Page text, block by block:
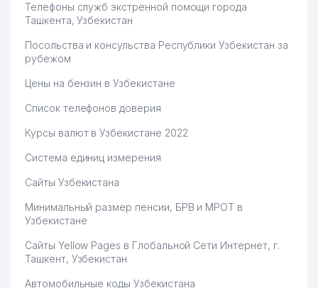
Телефоны служб экстренной помощи города
Ташкента, Узбекистан
Посольства и консульства Республики Узбекистан за
рубежом
Цены на бензин в Узбекистане
Список телефонов доверия
Курсы валют в Узбекистане 2022
Система единиц измерения
Сайты Узбекистана
Минимальный размер пенсии, БРВ и МРОТ в
Узбекистане
Сайты Yellow Pages в Глобальной Сети Интернет, г.
Ташкент, Узбекистан
Автомобильные коды Узбекистана